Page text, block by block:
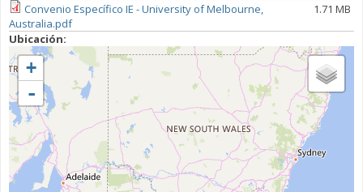
Convenio Específico IE - University of Melbourne,
Australia.pdf
1.71 MB
Ubicación:
+
-